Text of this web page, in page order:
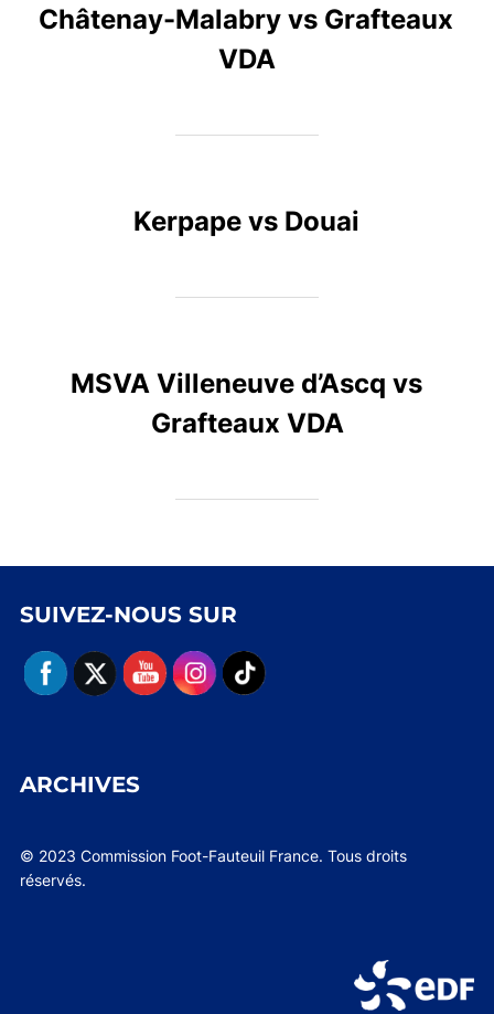
Châtenay-Malabry vs Grafteaux
VDA
Kerpape vs Douai
MSVA Villeneuve d’Ascq vs
Grafteaux VDA
SUIVEZ-NOUS SUR
ARCHIVES
© 2023 Commission Foot-Fauteuil France. Tous droits
réservés.